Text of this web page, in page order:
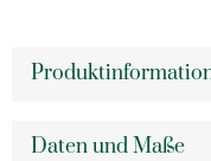
Daten und Maße